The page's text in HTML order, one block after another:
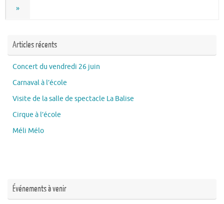
»
Articles récents
Concert du vendredi 26 juin
Carnaval à l’école
Visite de la salle de spectacle La Balise
Cirque à l’école
Méli Mélo
Événements à venir